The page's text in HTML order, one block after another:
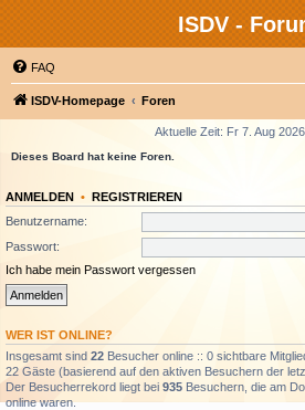
ISDV -
FAQ
ISDV-Homepage Foren
Aktuelle Zeit: Fr 7. Aug
Dieses Board hat keine Foren.
ANMELDEN • REGISTRIEREN
Benutzername:
Passwort:
Ich habe mein Passwort vergessen
WER IST ONLINE?
Insgesamt sind 22 Besucher online :: 0 sichtbare
22 Gäste (basierend auf den aktiven Besuchern der
Der Besucherrekord liegt bei 935 Besuchern, die am
online waren.